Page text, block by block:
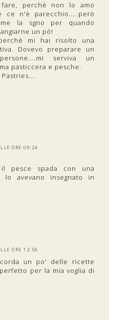
perchè non lo amo
ce n'è parecchio.....però
la sgno per quando
un pò!
mi hai risolto una
Dovevo preparare un
serviva un
pasticcera e pesche.
ORE 09:24
pesce spada con una
lo avevano insegnato in
ORE 12:58
un po' delle ricette
per la mia voglia di